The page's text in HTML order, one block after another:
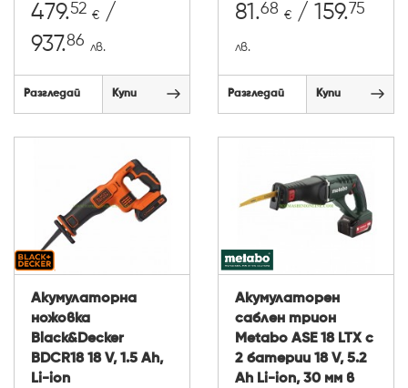
479.52 € /
937.86 лв.
Разгледай Купи
81.68 € / 159.75
лв.
Разгледай Купи
Акумулаторна
ножовка
Black&Decker
BDCR18 18 V, 1.5 Ah,
Li-ion
Акумулаторен
саблен трион
Metabo ASE 18 LTX с
2 батерии 18 V, 5.2
Ah Li-ion, 30 мм в